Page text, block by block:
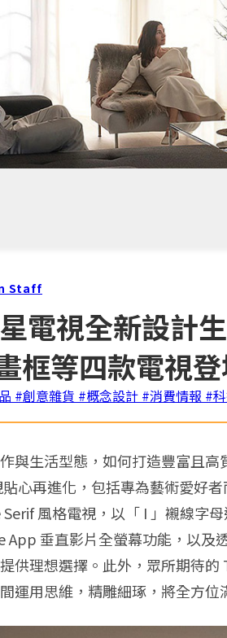
Staff
電視全新設計
框等四款電視
#創意雜貨 #概念設計 #消費情報 #
與生活型態，如何打造豐富且
心再進化，包括專為藝術愛好
風格電視，以「 I 」襯線字
App 垂直影片全螢幕功能，以及
供理想選擇。此外，眾所期待
運用思維，精雕細琢，將全方位